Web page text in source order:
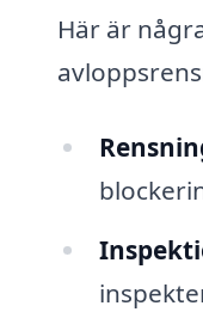
Här är